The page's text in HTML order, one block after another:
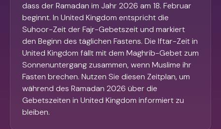
dass der Ramadan im Jahr 2026 am 18. Februar
beginnt. In United Kingdom entspricht die
Suhoor-Zeit der Fajr-Gebetszeit und markiert
den Beginn des täglichen Fastens. Die Iftar-Zeit in
United Kingdom fällt mit dem Maghrib-Gebet zum
Sonnenuntergang zusammen, wenn Muslime ihr
Fasten brechen. Nutzen Sie diesen Zeitplan, um
während des Ramadan 2026 über die
Gebetszeiten in United Kingdom informiert zu
bleiben.